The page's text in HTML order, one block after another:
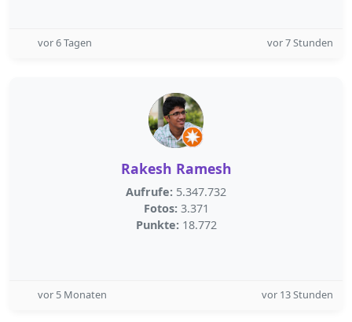
vor 6 Tagen vor 7 Stunden
Rakesh Ramesh
Aufrufe: 5.347.732
Fotos: 3.371
Punkte: 18.772
vor 5 Monaten vor 13 Stunden